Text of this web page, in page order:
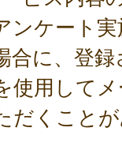
ンケート
合に、登
使用して
だくことが